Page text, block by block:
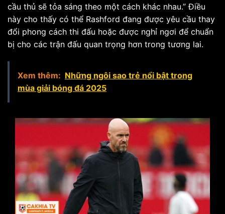
cầu thủ sẽ tỏa sáng theo một cách khác nhau.” Điều
này cho thấy có thể Rashford đang được yêu cầu thay
đổi phong cách thi đấu hoặc được nghỉ ngơi để chuẩn
bị cho các trận đấu quan trọng hơn trong tương lai.
Xem thêm: Những ngôi sao trẻ nổi bật trong
mùa giải bóng đá 2025